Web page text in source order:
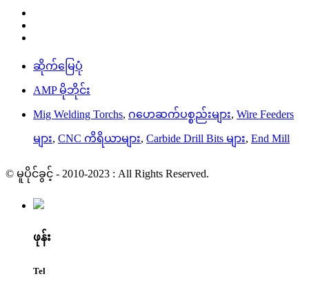
ဆိုက်မြေပုံ
AMP မိုဘိုင်း
Mig Welding Torchs, ဂဟေဆက်ပစ္စည်းများ, Wire Feeders
များ, CNC ကိရိယာများ, Carbide Drill Bits များ, End Mill
© မူပိုင်ခွင့် - 2010-2023 : All Rights Reserved.
ဖုန်း
Tel